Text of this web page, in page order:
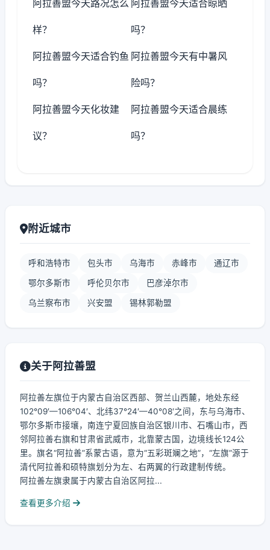
阿拉善盟今天路况怎么
样？
阿拉善盟今天适合晾晒
吗？
阿拉善盟今天适合钓鱼
吗？
阿拉善盟今天有中暑风
险吗？
阿拉善盟今天化妆建
议？
阿拉善盟今天适合晨练
吗？
附近城市
呼和浩特市 包头市 乌海市 赤峰市 通辽市
鄂尔多斯市 呼伦贝尔市 巴彦淖尔市
乌兰察布市 兴安盟 锡林郭勒盟
关于阿拉善盟
阿拉善左旗位于内蒙古自治区西部、贺兰山西麓，地处东经
102°09′—106°04′、北纬37°24′—40°08′之间，东与乌海市、
鄂尔多斯市接壤，南连宁夏回族自治区银川市、石嘴山市，西
邻阿拉善右旗和甘肃省武威市，北靠蒙古国，边境线长124公
里。旗名“阿拉善”系蒙古语，意为“五彩斑斓之地”，“左旗”源于
清代阿拉善和硕特旗划分为左、右两翼的行政建制传统。
阿拉善左旗隶属于内蒙古自治区阿拉...
查看更多介绍